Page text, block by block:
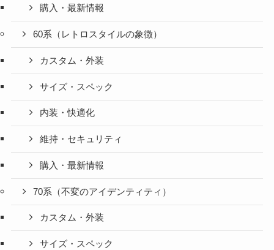
購入・最新情報
60系（レトロスタイルの象徴）
カスタム・外装
サイズ・スペック
内装・快適化
維持・セキュリティ
購入・最新情報
70系（不変のアイデンティティ）
カスタム・外装
サイズ・スペック